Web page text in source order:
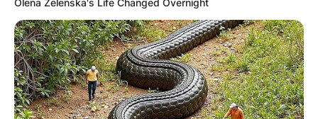
потоа да скршат јајце, да го зготват и да го
изедат. За нив тоа беше фантастично,
незаборавен момент, ја допреа природата
во нејзината срж а за нас тоа е обично
секојдневние. Дали сме свесни што
поседуваме како држава ? Верувајте, кој
Olena Zelenska's Life Changed Overnight